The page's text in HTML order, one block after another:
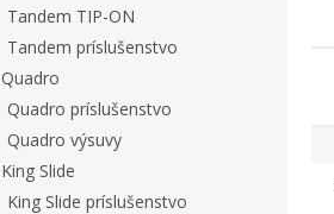
Tandem TIP-ON
Tandem príslušenstvo
Quadro
Quadro príslušenstvo
Quadro výsuvy
King Slide
King Slide príslušenstvo